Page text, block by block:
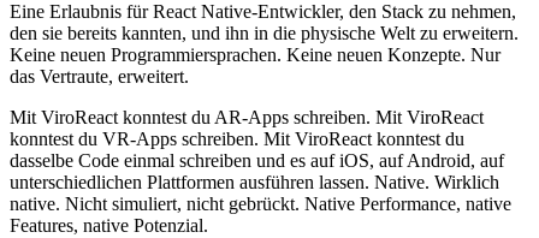
Eine Erlaubnis für React Native-Entwickler, den Stack zu nehmen,
den sie bereits kannten, und ihn in die physische Welt zu erweitern.
Keine neuen Programmiersprachen. Keine neuen Konzepte. Nur
das Vertraute, erweitert.
Mit ViroReact konntest du AR-Apps schreiben. Mit ViroReact
konntest du VR-Apps schreiben. Mit ViroReact konntest du
dasselbe Code einmal schreiben und es auf iOS, auf Android, auf
unterschiedlichen Plattformen ausführen lassen. Native. Wirklich
native. Nicht simuliert, nicht gebrückt. Native Performance, native
Features, native Potenzial.